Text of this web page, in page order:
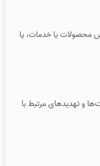
محصولات یا خدمات، یا
و تهدیدهای مرتبط با